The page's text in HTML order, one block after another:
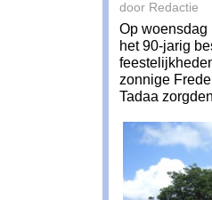
door Redactie
Op woensdag
het 90-jarig
zonnige
Tadaa